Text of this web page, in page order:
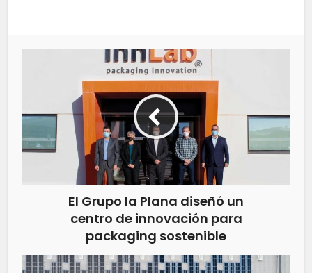
El Grupo la Plana diseñó un
centro de innovación para
packaging sostenible